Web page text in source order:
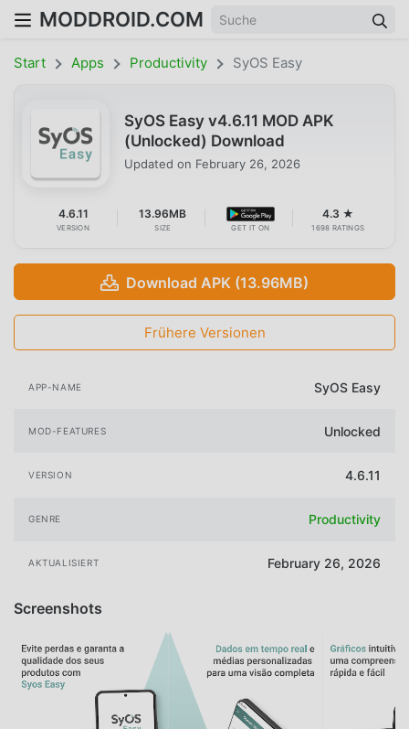
MODDROID.COM
Start Apps Productivity SyOS Easy
SyOS Easy v4.6.11 MOD APK
(Unlocked) Download
Updated on February 26, 2026
4.6.11
VERSION
13.96MB
SIZE GET IT ON
4.3 ★
1698 RATINGS
Download APK (13.96MB)
Frühere Versionen
APP-NAME SyOS Easy
MOD-FEATURES Unlocked
VERSION 4.6.11
GENRE Productivity
AKTUALISIERT February 26, 2026
Screenshots